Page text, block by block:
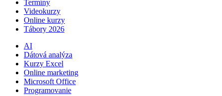
Termíny
Videokurzy
Online kurzy
Tábory 2026
AI
Dátová analýza
Kurzy Excel
Online marketing
Microsoft Office
Programovanie